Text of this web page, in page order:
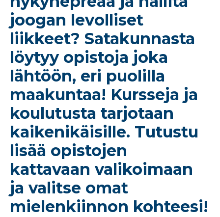
joogan levolliset
liikkeet? Satakunnasta
löytyy opistoja joka
lähtöön, eri puolilla
maakuntaa! Kursseja ja
koulutusta tarjotaan
kaikenikäisille. Tutustu
lisää opistojen
kattavaan valikoimaan
ja valitse omat
mielenkiinnon kohteesi!